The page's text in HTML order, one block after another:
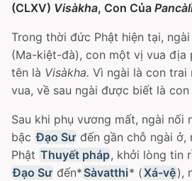
(CLXV) Visàkha, Con Của
Trong thời đức Phật hiện tại,
(Ma-kiệt-đà), con một vị vua địa
tên là Visàkha. Vì ngài là con trai
vua, về sau ngài được biết là
Sau khi phụ vương mất, ngài nối
bậc Ðạo Sư đến gần chỗ ngài ở,
Phật Thuyết pháp, khởi lòng tin
Ðạo Sư đến* Sàvatthi* (Xá-vệ),